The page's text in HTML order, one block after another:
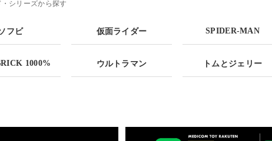
シリーズから探す
フビ 仮面ライダー SPIDER-MAN
1000% ウルトラマン トムとジェリー